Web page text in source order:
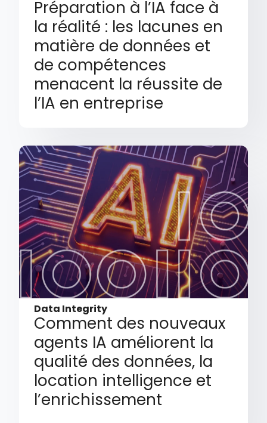
Préparation à l’IA face à
la réalité : les lacunes en
matière de données et
de compétences
menacent la réussite de
l’IA en entreprise
Data Integrity
Comment des nouveaux
agents IA améliorent la
qualité des données, la
location intelligence et
l’enrichissement